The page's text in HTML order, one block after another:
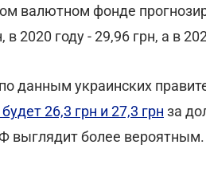
валютном фонде
в 2020 году - 29,96 грн, а в
данным украинских
26,3 грн и 27,3 грн за
выглядит более вероятным.